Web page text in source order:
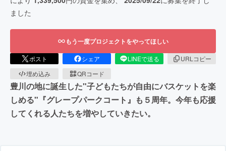
ました
もう一度プロジェクトをやってほしい
ポスト シェア LINEで送る
URLコピー
埋め込み
QRコード
豊川の地に誕生した"子どもたちが自由にバスケットを楽
しめる"『グレープパークコート』も５周年。今年も応援
してくれる人たちを増やしていきたい。